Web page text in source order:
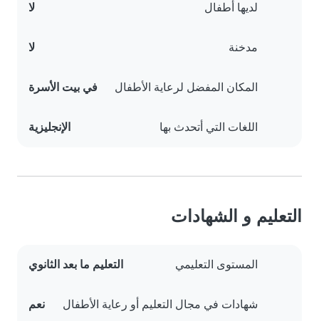
لديها أطفال لا
مدخنة لا
المكان المفضل لرعاية الأطفال في بيت الأسرة
اللغات التي أتحدث بها الإنجليزية
التعليم و الشهادات
المستوى التعليمي التعليم ما بعد الثانوي
شهادات في مجال التعليم أو رعاية الأطفال نعم